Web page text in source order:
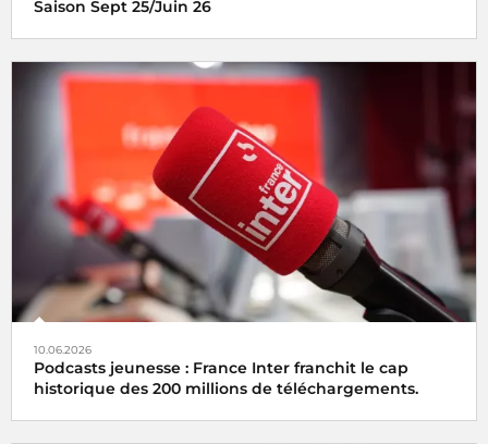
Saison Sept 25/Juin 26
10.06.2026
Podcasts jeunesse : France Inter franchit le cap
historique des 200 millions de téléchargements.